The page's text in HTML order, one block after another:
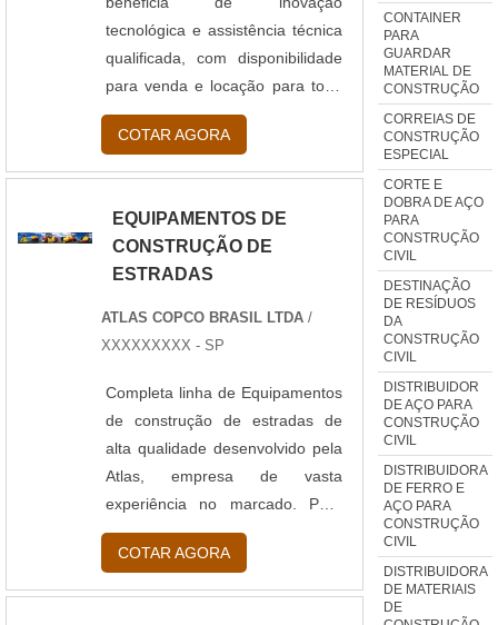
tecnológica e assistência técnica
qualificada, com disponibilidade
para venda e locação para todo
país. Oferecendo a solução de
problemas de diversos
segmentos, entre eles: defesa
manuntenção de parques e
movimentação de cargas. Os
equipamentos construção civil
disponibilizam...
COTAR AGORA
EQUIPAMENTOS DE
CONSTRUÇÃO DE
ESTRADAS
ATLAS COPCO BRASIL LTDA /
XXXXXXXXX - SP
Completa linha de Equipamentos
de construção de estradas de
alta qualidade desenvolvido pela
Atlas, empresa de vasta
experiência no marcado. Para
mais informações sobre os
Equipamentos de construção de
estradas, a Atlas Copco está à
COTAR AGORA
CONTAINER
PARA
GUARDAR
MATERIAL DE
CONSTRUÇÃO
CORREIAS DE
CONSTRUÇÃO
ESPECIAL
CORTE E
DOBRA DE AÇO
PARA
CONSTRUÇÃO
CIVIL
DESTINAÇÃO
DE RESÍDUOS
DA
CONSTRUÇÃO
CIVIL
DISTRIBUIDOR
DE AÇO PARA
CONSTRUÇÃO
CIVIL
DISTRIBUIDORA
DE FERRO E
AÇO PARA
CONSTRUÇÃO
CIVIL
DISTRIBUIDORA
DE MATERIAIS
DE